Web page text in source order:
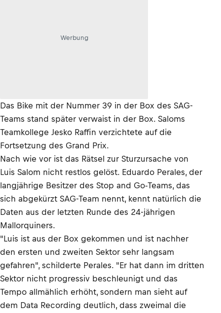
Werbung
Das Bike mit der Nummer 39 in der Box des SAG-
Teams stand später verwaist in der Box. Saloms
Teamkollege Jesko Raffin verzichtete auf die
Fortsetzung des Grand Prix.
Nach wie vor ist das Rätsel zur Sturzursache von
Luis Salom nicht restlos gelöst. Eduardo Perales, der
langjährige Besitzer des Stop and Go-Teams, das
sich abgekürzt SAG-Team nennt, kennt natürlich die
Daten aus der letzten Runde des 24-jährigen
Mallorquiners.
"Luis ist aus der Box gekommen und ist nachher
den ersten und zweiten Sektor sehr langsam
gefahren", schilderte Perales. "Er hat dann im dritten
Sektor nicht progressiv beschleunigt und das
Tempo allmählich erhöht, sondern man sieht auf
dem Data Recording deutlich, dass zweimal die